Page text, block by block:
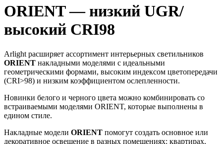
ORIENT — низкий UGR/
высокий CRI98
Arlight расширяет ассортимент интерьерных светильников
ORIENT накладными моделями с идеальными
геометрическими формами, высоким индексом цветопередачи
(CRI>98) и низким коэффициентом ослепленности.
Новинки белого и черного цвета можно комбинировать со
встраиваемыми моделями ORIENT, которые выполнены в
едином стиле.
Накладные модели ORIENT помогут создать основное или
декоративное освещение в разных помещениях: квартирах,